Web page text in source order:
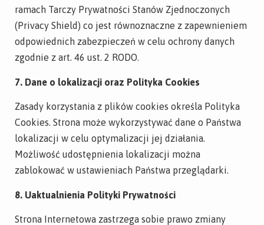
ramach Tarczy Prywatności Stanów Zjednoczonych
(Privacy Shield) co jest równoznaczne z zapewnieniem
odpowiednich zabezpieczeń w celu ochrony danych
zgodnie z art. 46 ust. 2 RODO.
7. Dane o lokalizacji oraz Polityka Cookies
Zasady korzystania z plików cookies określa Polityka
Cookies. Strona może wykorzystywać dane o Państwa
lokalizacji w celu optymalizacji jej działania.
Możliwość udostępnienia lokalizacji można
zablokować w ustawieniach Państwa przeglądarki.
8. Uaktualnienia Polityki Prywatności
Strona Internetowa zastrzega sobie prawo zmiany